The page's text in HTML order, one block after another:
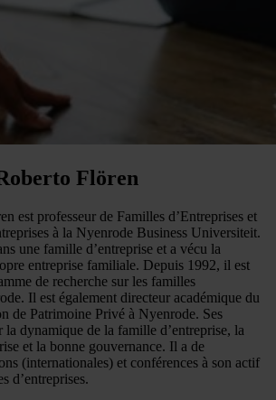
Flören
est professeur de Familles d’Entreprises et
à la Nyenrode Business Universiteit.
une famille d’entreprise et a vécu la
entreprise familiale. Depuis 1992, il est
de recherche sur les familles
Il est également directeur académique du
de Patrimoine Privé à Nyenrode. Ses
la dynamique de la famille d’entreprise, la
et la bonne gouvernance. Il a de
(internationales) et conférences à son actif
d’entreprises.